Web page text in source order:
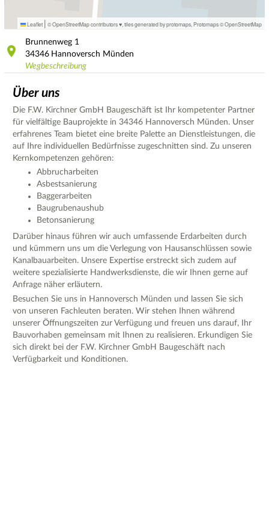
Leaflet | © OpenStreetMap contributors ♥, tiles generated by protomaps Protomaps©OpenStreetMap
Brunnenweg 1
34346 Hannoversch Münden
Wegbeschreibung
Über uns
Die F.W. Kirchner GmbH Baugeschäft ist Ihr kompetenter Partner
für vielfältige Bauprojekte in 34346 Hannoversch Münden. Unser
erfahrenes Team bietet eine breite Palette an Dienstleistungen, die
auf Ihre individuellen Bedürfnisse zugeschnitten sind. Zu unseren
Kernkompetenzen gehören:
Abbrucharbeiten
Asbestsanierung
Baggerarbeiten
Baugrubenaushub
Betonsanierung
Darüber hinaus führen wir auch umfassende Erdarbeiten durch
und kümmern uns um die Verlegung von Hausanschlüssen sowie
Kanalbauarbeiten. Unsere Expertise erstreckt sich zudem auf
weitere spezialisierte Handwerksdienste, die wir Ihnen gerne auf
Anfrage näher erläutern.
Besuchen Sie uns in Hannoversch Münden und lassen Sie sich
von unseren Fachleuten beraten. Wir stehen Ihnen während
unserer Öffnungszeiten zur Verfügung und freuen uns darauf, Ihr
Bauvorhaben gemeinsam mit Ihnen zu realisieren. Erkundigen Sie
sich direkt bei der F.W. Kirchner GmbH Baugeschäft nach
Verfügbarkeit und Konditionen.